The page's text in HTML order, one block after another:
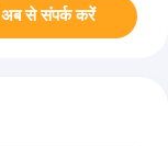
अब से संपर्क करें